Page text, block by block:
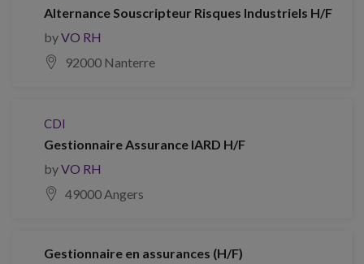
Alternance Souscripteur Risques Industriels H/F
byVO RH
92000 Nanterre
CDI
Gestionnaire Assurance IARD H/F
byVO RH
49000 Angers
Gestionnaire en assurances (H/F)